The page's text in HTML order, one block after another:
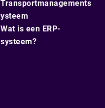
Transportmanagements
ysteem
Wat is een ERP-
systeem?